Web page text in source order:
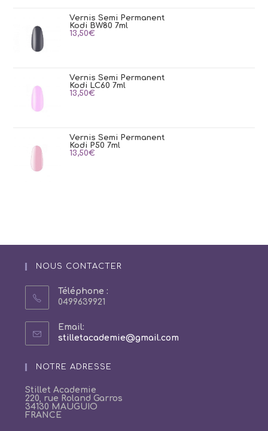
Vernis Semi Permanent
Kodi BW80 7ml
13,50€
Vernis Semi Permanent
Kodi LC60 7ml
13,50€
Vernis Semi Permanent
Kodi P50 7ml
13,50€
NOUS CONTACTER
Téléphone :
0499639921
Email:
stilletacademie@gmail.comS’ouvre
NOTRE ADRESSE
Stillet Academie
220, rue Roland Garros
34130 MAUGUIO
FRANCE